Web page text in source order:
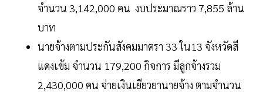
จำนวน 3,142,000 คน งบประมาณราว 7,855 ล้าน
บาท
นายจ้างตามประกันสังคมมาตรา 33 ใน13 จังหวัดสี
แดงเข้ม จำนวน 179,200 กิจการ มีลูกจ้างรวม
2,430,000 คน จ่ายเงินเยียวยานายจ้าง ตามจำนวน